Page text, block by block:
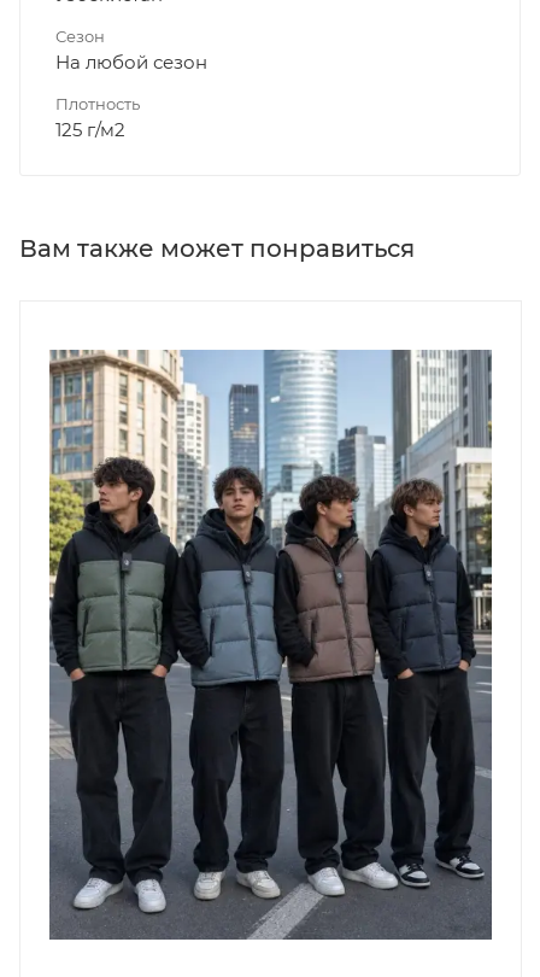
Сезон
На любой сезон
Плотность
125 г/м2
Вам также может понравиться